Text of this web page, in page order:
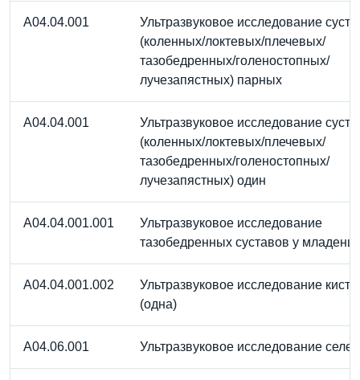
A04.04.001
Ультразвуковое исследование
(коленных/локтевых/плечевых/
тазобедренных/голеностопных/
лучезапястных) парных
A04.04.001
Ультразвуковое исследование
(коленных/локтевых/плечевых/
тазобедренных/голеностопных/
лучезапястных) один
A04.04.001.001
Ультразвуковое исследование
тазобедренных суставов у
A04.04.001.002
Ультразвуковое исследование кисти
(одна)
A04.06.001 Ультразвуковое исследование